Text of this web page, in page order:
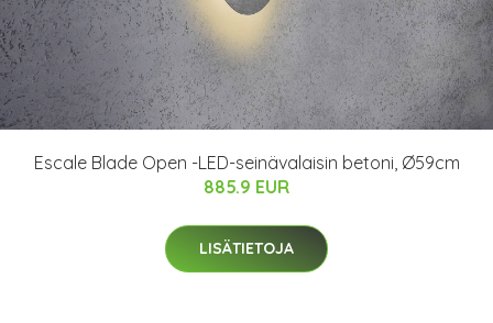
Escale Blade Open -LED-seinävalaisin betoni, Ø59cm
885.9 EUR
LISÄTIETOJA